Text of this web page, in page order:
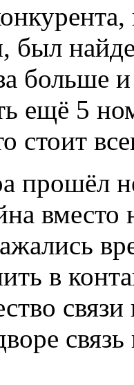
был
больше
ещё 5
стоит
прошёл
в